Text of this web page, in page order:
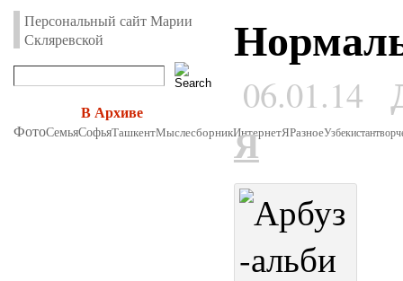
Персональный сайт Марии
Скляревской
В Архиве
ФотоСемьяСофьяТашкентМыслесборникИнтернетЯРазноеУзбекистан
06.01.14
Я